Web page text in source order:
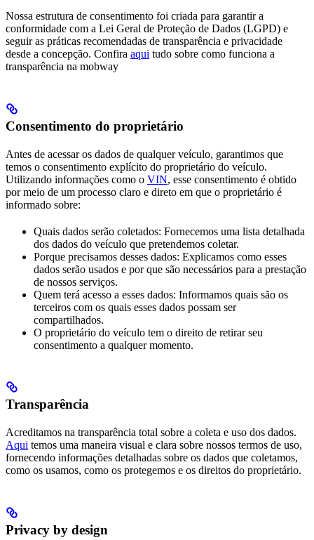
Nossa estrutura de consentimento foi criada para garantir a
conformidade com a Lei Geral de Proteção de Dados (LGPD) e
seguir as práticas recomendadas de transparência e privacidade
desde a concepção. Confira aqui tudo sobre como funciona a
transparência na mobway
Consentimento do proprietário
Antes de acessar os dados de qualquer veículo, garantimos que
temos o consentimento explícito do proprietário do veículo.
Utilizando informações como o VIN, esse consentimento é obtido
por meio de um processo claro e direto em que o proprietário é
informado sobre:
Quais dados serão coletados: Fornecemos uma lista detalhada
dos dados do veículo que pretendemos coletar.
Porque precisamos desses dados: Explicamos como esses
dados serão usados e por que são necessários para a prestação
de nossos serviços.
Quem terá acesso a esses dados: Informamos quais são os
terceiros com os quais esses dados possam ser
compartilhados.
O proprietário do veículo tem o direito de retirar seu
consentimento a qualquer momento.
Transparência
Acreditamos na transparência total sobre a coleta e uso dos dados.
Aqui temos uma maneira visual e clara sobre nossos termos de uso,
fornecendo informações detalhadas sobre os dados que coletamos,
como os usamos, como os protegemos e os direitos do proprietário.
Privacy by design